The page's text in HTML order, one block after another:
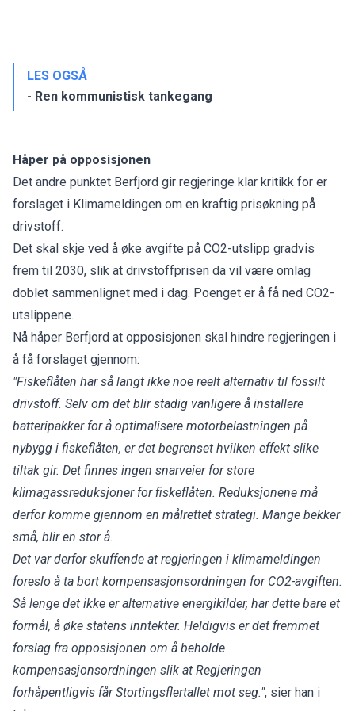
LES OGSÅ
- Ren kommunistisk tankegang
Håper på opposisjonen
Det andre punktet Berfjord gir regjeringe klar kritikk for er
forslaget i Klimameldingen om en kraftig prisøkning på
drivstoff.
Det skal skje ved å øke avgifte på CO2-utslipp gradvis
frem til 2030, slik at drivstoffprisen da vil være omlag
doblet sammenlignet med i dag. Poenget er å få ned CO2-
utslippene.
Nå håper Berfjord at opposisjonen skal hindre regjeringen i
å få forslaget gjennom:
"Fiskeflåten har så langt ikke noe reelt alternativ til fossilt
drivstoff. Selv om det blir stadig vanligere å installere
batteripakker for å optimalisere motorbelastningen på
nybygg i fiskeflåten, er det begrenset hvilken effekt slike
tiltak gir. Det finnes ingen snarveier for store
klimagassreduksjoner for fiskeflåten. Reduksjonene må
derfor komme gjennom en målrettet strategi. Mange bekker
små, blir en stor å.
Det var derfor skuffende at regjeringen i klimameldingen
foreslo å ta bort kompensasjonsordningen for CO2-avgiften.
Så lenge det ikke er alternative energikilder, har dette bare et
formål, å øke statens inntekter. Heldigvis er det fremmet
forslag fra opposisjonen om å beholde
kompensasjonsordningen slik at Regjeringen
forhåpentligvis får Stortingsflertallet mot seg.", sier han i